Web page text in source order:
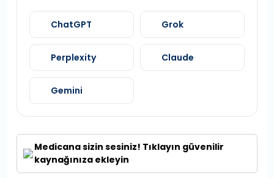
ChatGPT Grok
Perplexity Claude
Gemini
Medicana sizin sesiniz! Tıklayın güvenilir
kaynağınıza ekleyin